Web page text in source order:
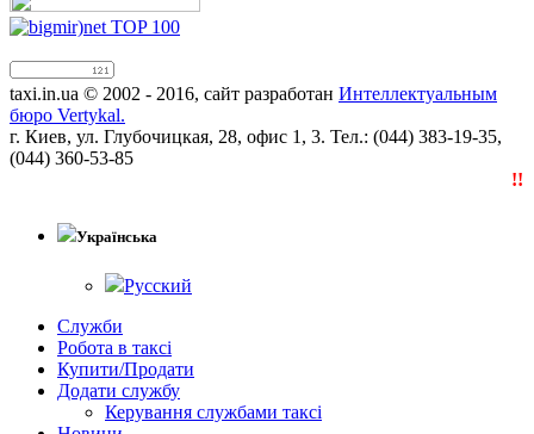
taxi.in.ua © 2002 - 2016, сайт разработан Интеллектуальным
бюро Vertykal.
г. Киев, ул. Глубочицкая, 28, офис 1, 3. Тел.: (044) 383-19-35,
(044) 360-53-85
Українська
Русский
Служби
Робота в таксі
Купити/Продати
Додати службу
Керування службами таксі